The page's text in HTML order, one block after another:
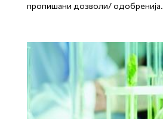
пропишани дозволи/ одобренија.